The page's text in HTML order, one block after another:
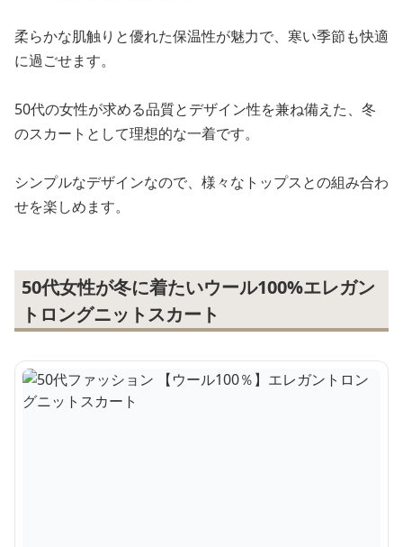
柔らかな肌触りと優れた保温性が魅力で、寒い季節も快適
に過ごせます。
50代の女性が求める品質とデザイン性を兼ね備えた、冬
のスカートとして理想的な一着です。
シンプルなデザインなので、様々なトップスとの組み合わ
せを楽しめます。
50代女性が冬に着たいウール100%エレガン
トロングニットスカート